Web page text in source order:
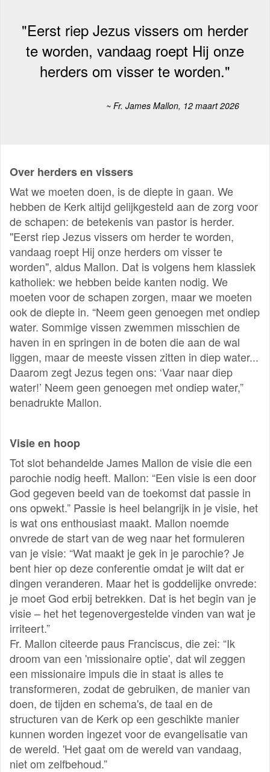
"Eerst riep Jezus vissers om herder
te worden, vandaag roept Hij onze
herders om visser te worden."
~ Fr. James Mallon, 12 maart 2026
Over herders en vissers
Wat we moeten doen, is de diepte in gaan. We
hebben de Kerk altijd gelijkgesteld aan de zorg voor
de schapen: de betekenis van pastor is herder.
"Eerst riep Jezus vissers om herder te worden,
vandaag roept Hij onze herders om visser te
worden", aldus Mallon. Dat is volgens hem klassiek
katholiek: we hebben beide kanten nodig. We
moeten voor de schapen zorgen, maar we moeten
ook de diepte in. “Neem geen genoegen met ondiep
water. Sommige vissen zwemmen misschien de
haven in en springen in de boten die aan de wal
liggen, maar de meeste vissen zitten in diep water...
Daarom zegt Jezus tegen ons: ‘Vaar naar diep
water!’ Neem geen genoegen met ondiep water,”
benadrukte Mallon.
Visie en hoop
Tot slot behandelde James Mallon de visie die een
parochie nodig heeft. Mallon: “Een visie is een door
God gegeven beeld van de toekomst dat passie in
ons opwekt.” Passie is heel belangrijk in je visie, het
is wat ons enthousiast maakt. Mallon noemde
onvrede de start van de weg naar het formuleren
van je visie: “Wat maakt je gek in je parochie? Je
bent hier op deze conferentie omdat je wilt dat er
dingen veranderen. Maar het is goddelijke onvrede:
je moet God erbij betrekken. Dat is het begin van je
visie – het het tegenovergestelde vinden van wat je
irriteert.”
Fr. Mallon citeerde paus Franciscus, die zei: “Ik
droom van een 'missionaire optie', dat wil zeggen
een missionaire impuls die in staat is alles te
transformeren, zodat de gebruiken, de manier van
doen, de tijden en schema's, de taal en de
structuren van de Kerk op een geschikte manier
kunnen worden ingezet voor de evangelisatie van
de wereld. 'Het gaat om de wereld van vandaag,
niet om zelfbehoud.”